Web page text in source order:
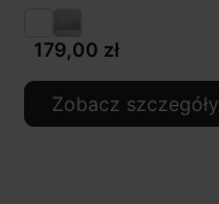
179,00 zł
Zobacz szczegóły